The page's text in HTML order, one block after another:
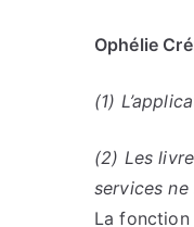
Ophélie
(1)
(2) Les
services
La